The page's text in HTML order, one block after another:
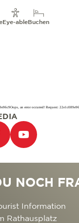
Eye-ableBuchen
an error occurred! Request:
NOCH
Information
Rathausplatz